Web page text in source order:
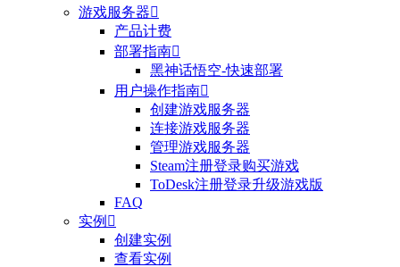
游戏服务器
产品计费
部署指南
黑神话悟空-快速部署
用户操作指南
创建游戏服务器
连接游戏服务器
管理游戏服务器
Steam注册登录购买游戏
ToDesk注册登录升级游戏版
FAQ
实例 
创建实例
查看实例